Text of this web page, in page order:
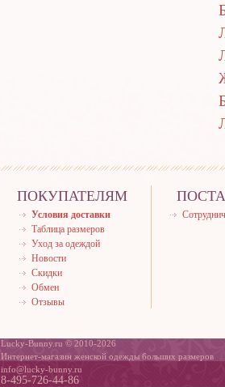
ПОКУПАТЕЛЯМ
Условия доставки
Таблица размеров
Уход за одеждой
Новости
Скидки
Обмен
Отзывы
Lucky-Bunny.ru © 2010-2026
Интернет-магазин женской одежды больших размеров
info@lucky-bunny.ru
8-495-726-44-86